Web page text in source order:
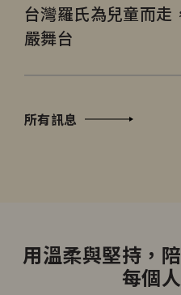
台灣羅氏為兒童而走
嚴舞台
所有訊息
用溫柔與堅持，
每個